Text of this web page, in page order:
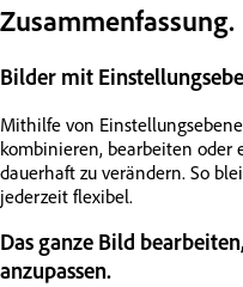
Zusammenfassung.
Bilder mit
Mithilfe von
kombinieren, bearbeiten oder
dauerhaft zu verändern. So
jederzeit flexibel.
Das ganze Bild
anzupassen.